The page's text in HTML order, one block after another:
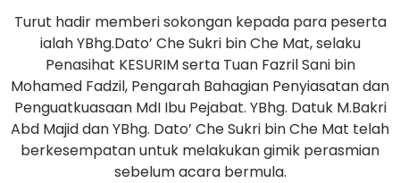
Turut hadir memberi sokongan kepada para peserta
ialah YBhg.Dato’ Che Sukri bin Che Mat, selaku
Penasihat KESURIM serta Tuan Fazril Sani bin
Mohamed Fadzil, Pengarah Bahagian Penyiasatan dan
Penguatkuasaan MdI Ibu Pejabat. YBhg. Datuk M.Bakri
Abd Majid dan YBhg. Dato’ Che Sukri bin Che Mat telah
berkesempatan untuk melakukan gimik perasmian
sebelum acara bermula.